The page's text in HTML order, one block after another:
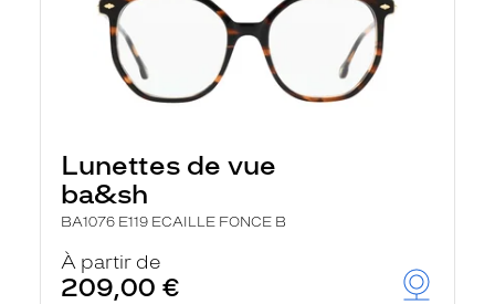
Lunettes de vue
ba&sh
BA1076 E119 ECAILLE FONCE B
À partir de
209,00 €